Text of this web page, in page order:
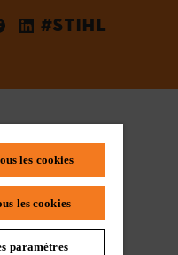
#STIHL
les cookies
les cookies
paramètres